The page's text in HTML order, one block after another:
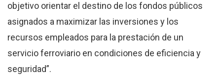
objetivo orientar el destino de los fondos públicos
asignados a maximizar las inversiones y los
recursos empleados para la prestación de un
servicio ferroviario en condiciones de eficiencia y
seguridad”.